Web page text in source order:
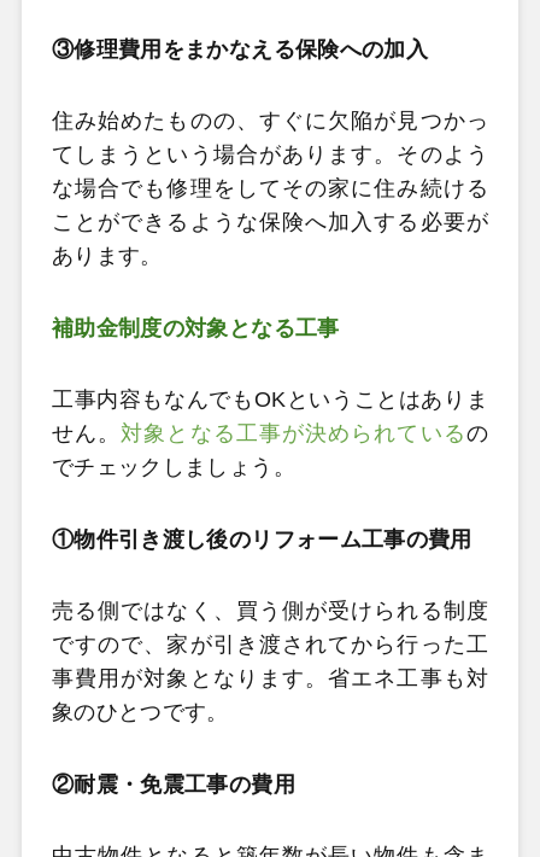
③修理費用をまかなえる保険への加入
住み始めたものの、すぐに欠陥が見つかっ
てしまうという場合があります。そのよう
な場合でも修理をしてその家に住み続ける
ことができるような保険へ加入する必要が
あります。
補助金制度の対象となる工事
工事内容もなんでもOKということはありま
せん。 対象となる工事が決められているの
でチェックしましょう。
①物件引き渡し後のリフォーム工事の費用
売る側ではなく、買う側が受けられる制度
ですので、家が引き渡されてから行った工
事費用が対象となります。省エネ工事も対
象のひとつです。
②耐震・免震工事の費用